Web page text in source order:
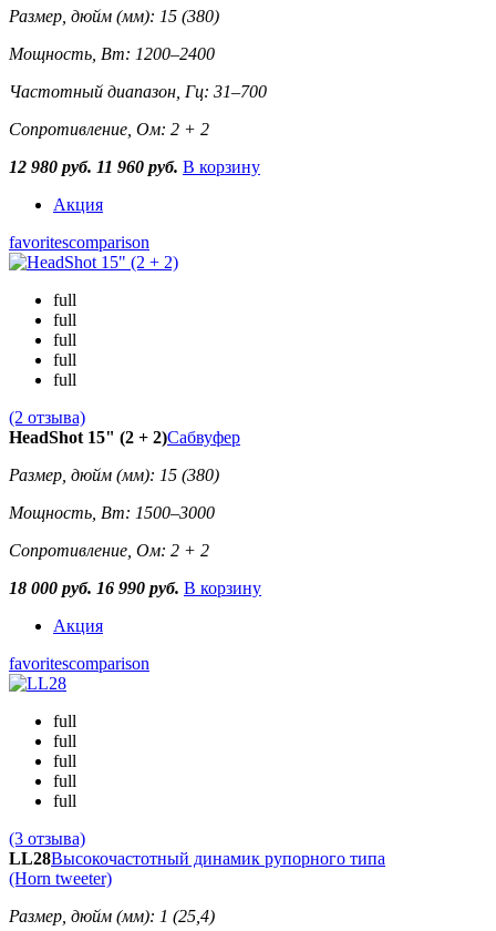
Размер, дюйм (мм): 15 (380)
Мощность, Вт: 1200–2400
Частотный диапазон, Гц: 31–700
Сопротивление, Ом: 2 + 2
12 980 руб. 11 960 руб. В корзину
Акция
favoritescomparison
full
full
full
full
full
(2 отзыва)
HeadShot 15" (2 + 2)Сабвуфер
Размер, дюйм (мм): 15 (380)
Мощность, Вт: 1500–3000
Сопротивление, Ом: 2 + 2
18 000 руб. 16 990 руб. В корзину
Акция
favoritescomparison
full
full
full
full
full
(3 отзыва)
LL28Высокочастотный динамик рупорного типа
(Horn tweeter)
Размер, дюйм (мм): 1 (25,4)